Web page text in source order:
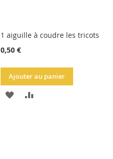
1 aiguille à coudre les tricots
0,50 €
Ajouter au panier
AJOUTER